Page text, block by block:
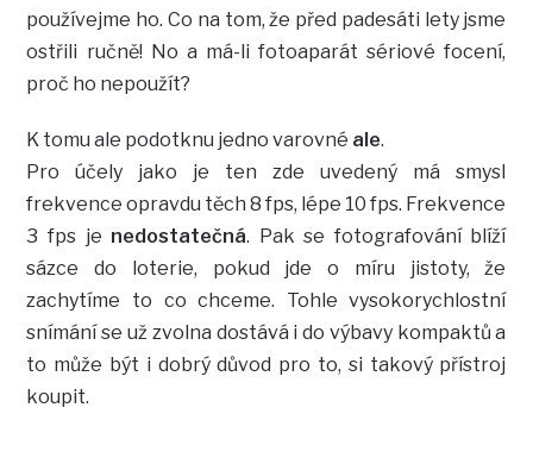
používejme ho. Co na tom, že před padesáti lety jsme
ostřili ručně! No a má-li fotoaparát sériové focení,
proč ho nepoužít?
K tomu ale podotknu jedno varovné ale.
Pro účely jako je ten zde uvedený má smysl
frekvence opravdu těch 8 fps, lépe 10 fps. Frekvence
3 fps je nedostatečná. Pak se fotografování blíží
sázce do loterie, pokud jde o míru jistoty, že
zachytíme to co chceme. Tohle vysokorychlostní
snímání se už zvolna dostává i do výbavy kompaktů a
to může být i dobrý důvod pro to, si takový přístroj
koupit.